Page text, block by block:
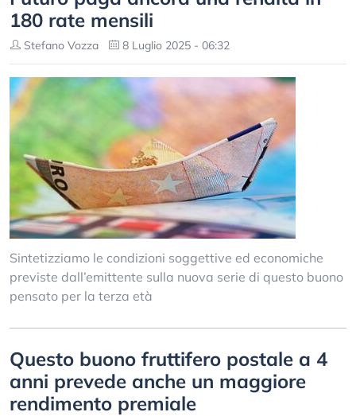
180 rate mensili
Stefano Vozza 8 Luglio 2025 - 06:32
Sintetizziamo le condizioni soggettive ed economiche
previste dall’emittente sulla nuova serie di questo buono
pensato per la terza età
Questo buono fruttifero postale a 4
anni prevede anche un maggiore
rendimento premiale